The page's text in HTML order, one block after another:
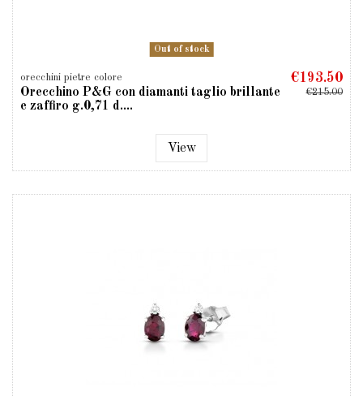
Out of stock
orecchini pietre colore
Orecchino P&G con diamanti taglio brillante
e zaffiro g.0,71 d....
€193.50
€215.00
View